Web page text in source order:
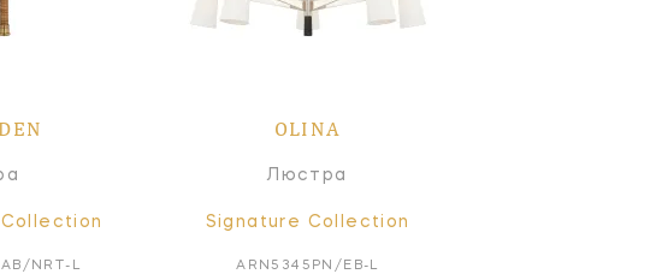
NRT-L
OLINA
Люстра
Signature Collection
ARN5345PN/EB-L